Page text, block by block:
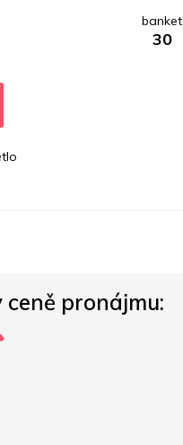
banket
30
ceně pronájmu: